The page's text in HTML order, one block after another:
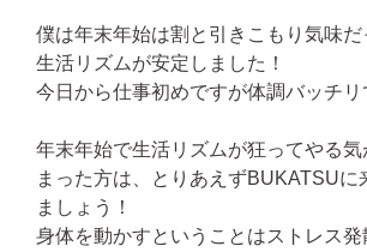
僕は年末年始は割と引きこもり気味
生活リズムが安定しました！
今日から仕事初めですが体調バッチリ
年末年始で生活リズムが狂ってやる
まった方は、とりあえずBUKATSUに
ましょう！
身体を動かすということはストレス